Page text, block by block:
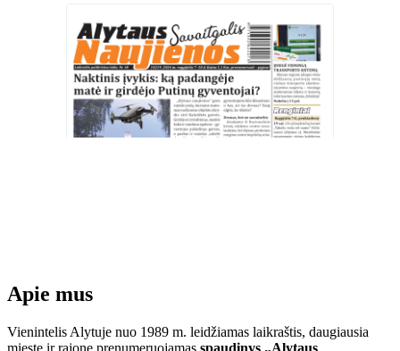
Apie mus
Vienintelis Alytuje nuo 1989 m. leidžiamas laikraštis, daugiausia
mieste ir rajone prenumeruojamas spaudinys „Alytaus